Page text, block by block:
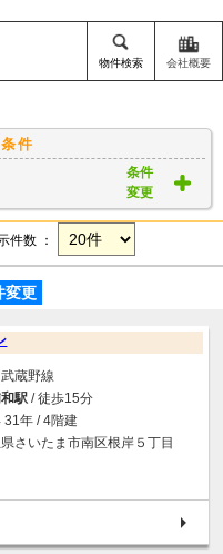
物件検索 会社概要
件
条件
変更
件数 ：
変更
武蔵野線
駅 / 徒歩15分
31年 / 4階建
さいたま市南区根岸５丁目